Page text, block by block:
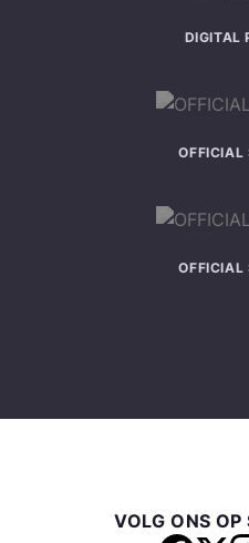
DIGITAL
OFFICIAL
OFFICIAL
VOLG ONS